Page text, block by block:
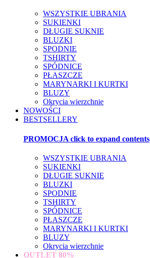
WSZYSTKIE UBRANIA
SUKIENKI
DŁUGIE SUKNIE
BLUZKI
SPODNIE
TSHIRTY
SPÓDNICE
PŁASZCZE
MARYNARKI I KURTKI
BLUZY
Okrycia wierzchnie
NOWOŚCI
BESTSELLERY
PROMOCJA click to expand contents
WSZYSTKIE UBRANIA
SUKIENKI
DŁUGIE SUKNIE
BLUZKI
SPODNIE
TSHIRTY
SPÓDNICE
PŁASZCZE
MARYNARKI I KURTKI
BLUZY
Okrycia wierzchnie
OUTLET 80%